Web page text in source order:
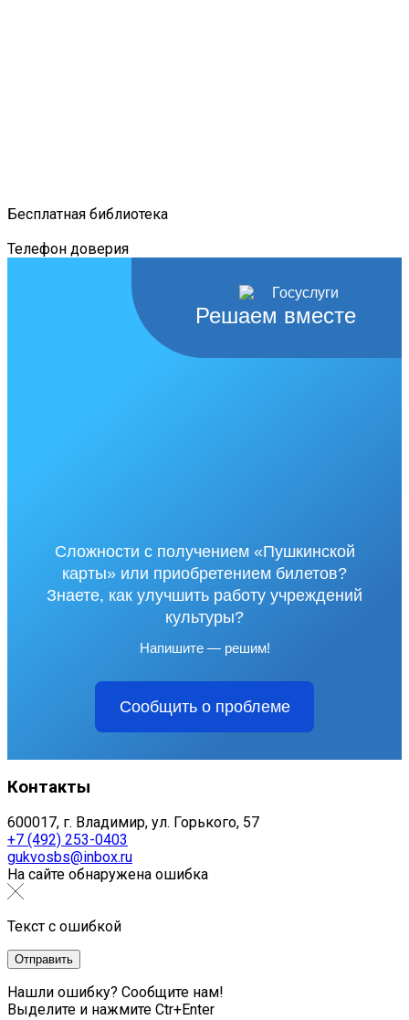
Бесплатная библиотека
Телефон доверия
Решаем вместе
Сложности с получением «Пушкинской
карты» или приобретением билетов?
Знаете, как улучшить работу учреждений
культуры?
Напишите — решим!
Сообщить о проблеме
Контакты
600017, г. Владимир, ул. Горького, 57
+7 (492) 253-0403
gukvosbs@inbox.ru
На сайте обнаружена ошибка
Текст с ошибкой
Нашли ошибку? Сообщите нам!
Выделите и нажмите Ctr+Enter